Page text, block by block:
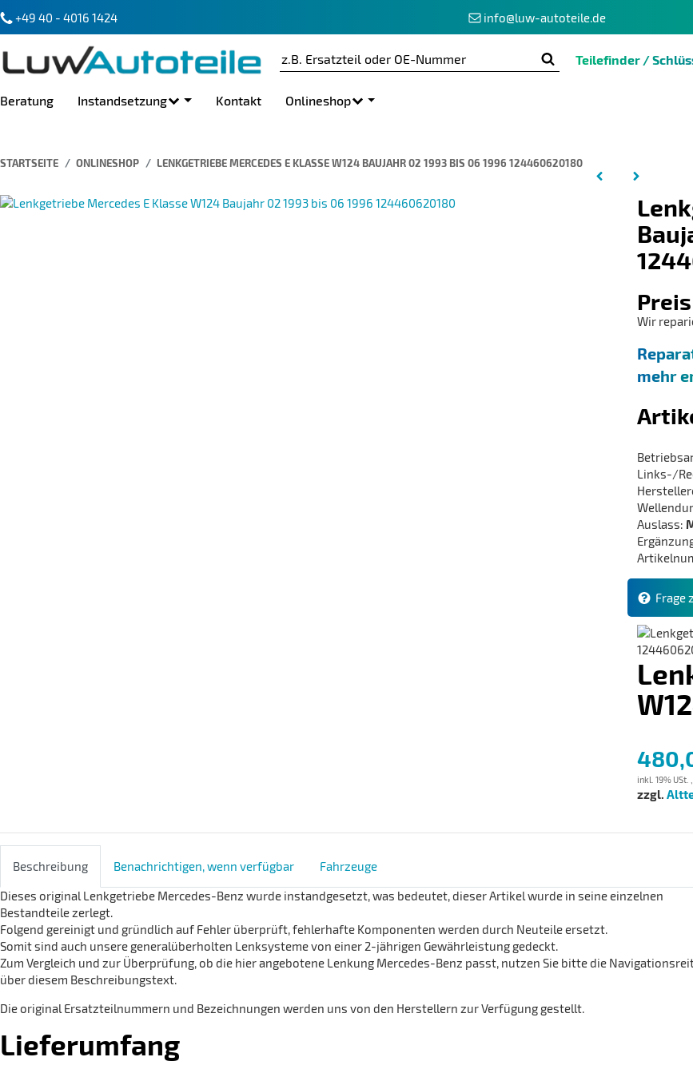
+49 40 - 4016 1424 info@luw-autoteile.de
Teilefinder /
Beratung Instandsetzung Kontakt Onlineshop
STARTSEITE ONLINESHOP LENKGETRIEBE MERCEDES E KLASSE W124 BAUJAHR 02 1993 BIS 06 1996 124460620180
Wir
mehr
Links-/
Auslass:
Frage
inkl. 19% USt.
zzgl.
Beschreibung Benachrichtigen, wenn verfügbar Fahrzeuge
Dieses original Lenkgetriebe Mercedes-Benz wurde instandgesetzt, was bedeutet, dieser Artikel wurde in seine einzelnen
Bestandteile zerlegt.
Folgend gereinigt und gründlich auf Fehler überprüft, fehlerhafte Komponenten werden durch Neuteile ersetzt.
Somit sind auch unsere generalüberholten Lenksysteme von einer 2-jährigen Gewährleistung gedeckt.
Zum Vergleich und zur Überprüfung, ob die hier angebotene Lenkung Mercedes-Benz passt, nutzen Sie bitte die
über diesem Beschreibungstext.
Die original Ersatzteilnummern und Bezeichnungen werden uns von den Herstellern zur Verfügung gestellt.
Lieferumfang